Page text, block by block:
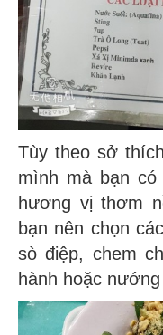
Tùy theo sở
mình mà bạn
hương vị thơm
bạn nên chọn
sò điệp, chem
hành hoặc